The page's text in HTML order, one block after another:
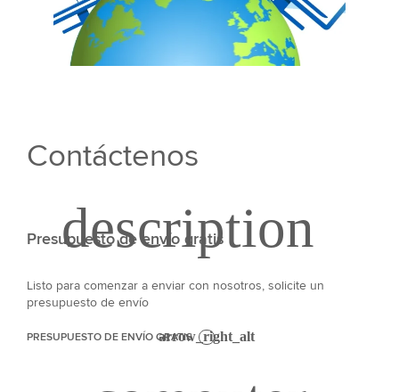
Contáctenos
Presupuesto de envío gratis
Listo para comenzar a enviar con nosotros, solicite un
presupuesto de envío
PRESUPUESTO DE ENVÍO GRATIS